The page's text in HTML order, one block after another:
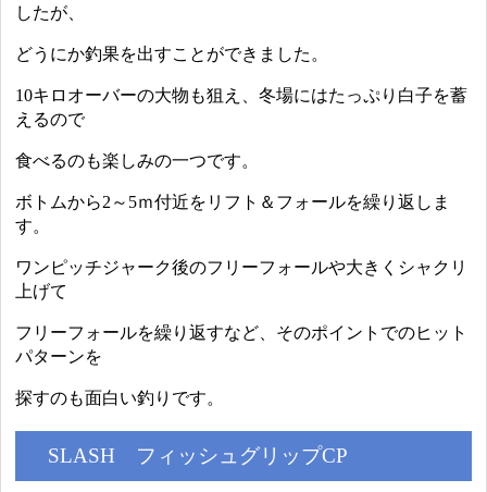
したが、
どうにか釣果を出すことができました。
10キロオーバーの大物も狙え、冬場にはたっぷり白子を蓄
えるので
食べるのも楽しみの一つです。
ボトムから2～5ｍ付近をリフト＆フォールを繰り返しま
す。
ワンピッチジャーク後のフリーフォールや大きくシャクリ
上げて
フリーフォールを繰り返すなど、そのポイントでのヒット
パターンを
探すのも面白い釣りです。
SLASH フィッシュグリップCP